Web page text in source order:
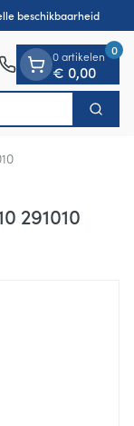
beschikbaarheid
Zoek
0 artikelen
€ 0,00
0
291010